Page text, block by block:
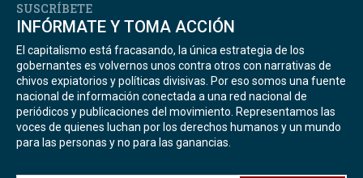
SUSCRÍBETE
INFÓRMATE Y TOMA ACCIÓN
El capitalismo está fracasando, la única estrategia de los
gobernantes es volvernos unos contra otros con narrativas de
chivos expiatorios y políticas divisivas. Por eso somos una fuente
nacional de información conectada a una red nacional de
periódicos y publicaciones del movimiento. Representamos las
voces de quienes luchan por los derechos humanos y un mundo
para las personas y no para las ganancias.